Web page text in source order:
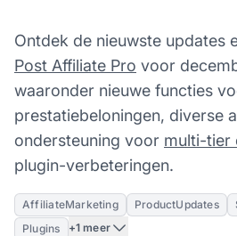
Ontdek de nieuwste updates
Post Affiliate Pro voor
waaronder nieuwe functies
prestatiebeloningen, diverse
ondersteuning voor multi-tier
plugin-verbeteringen.
AffiliateMarketing ProductUpdates
Plugins
+1 meer